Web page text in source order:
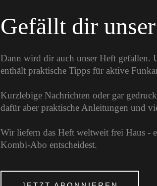
Gefällt dir
Dann wird dir auch unser Heft gefallen.
enthält praktische Tipps für aktive
Kurzlebige Nachrichten oder gar
dafür aber praktische Anleitungen und
Wir liefern das Heft weltweit frei Haus -
Kombi-Abo entscheidest.